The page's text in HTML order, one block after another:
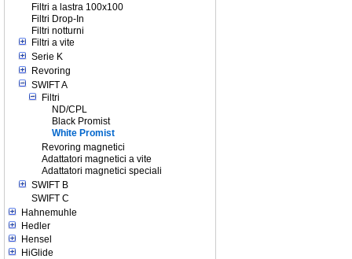
Filtri a lastra 100x100
Filtri Drop-In
Filtri notturni
Filtri a vite
Serie K
Revoring
SWIFT A
Filtri
ND/CPL
Black Promist
White Promist
Revoring magnetici
Adattatori magnetici a vite
Adattatori magnetici speciali
SWIFT B
SWIFT C
Hahnemuhle
Hedler
Hensel
HiGlide